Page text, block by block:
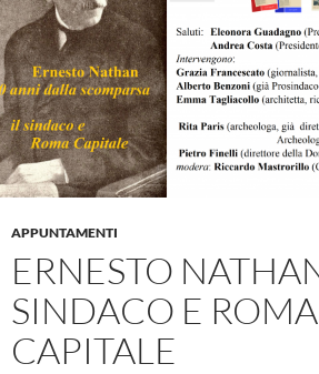
APPUNTAMENTI
ERNESTO
SINDACO E ROMA
CAPITALE